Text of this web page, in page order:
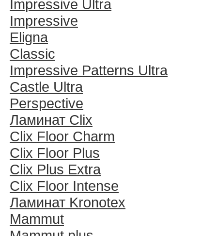
Impressive Ultra
Impressive
Eligna
Classic
Impressive Patterns Ultra
Castle Ultra
Perspective
Ламинат Clix
Clix Floor Charm
Clix Floor Plus
Clix Plus Extra
Clix Floor Intense
Ламинат Kronotex
Mammut